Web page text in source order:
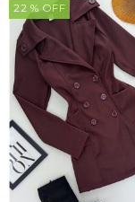
22 % OFF